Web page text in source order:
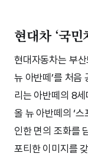
현대차 ‘국
현대자동차는 부
뉴 아반떼’를 처음
리는 아반떼의 8
올 뉴 아반떼의 ‘
인한 면의 조화를
포티한 이미지를